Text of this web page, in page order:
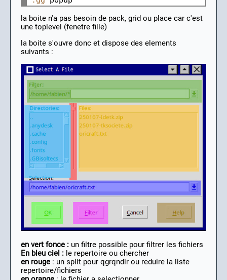
la boite n'a pas besoin de pack, grid ou place car c'est
une toplevel (fenetre fille)
la boite s'ouvre donc et dispose des elements
suivants :
en vert fonce : un filtre possible pour filtrer les fichiers
En bleu ciel : le repertoire ou chercher
en rouge : un split pour qgrqndir ou reduire la liste
repertoire/fichiers